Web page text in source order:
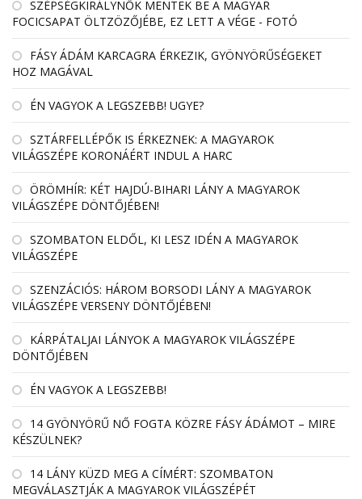
SZÉPSÉGKIRÁLYNŐK MENTEK BE A MAGYAR
FOCICSAPAT ÖLTZÖZŐJÉBE, EZ LETT A VÉGE - FOTÓ
FÁSY ÁDÁM KARCAGRA ÉRKEZIK, GYÖNYÖRŰSÉGEKET
HOZ MAGÁVAL
ÉN VAGYOK A LEGSZEBB! UGYE?
SZTÁRFELLÉPŐK IS ÉRKEZNEK: A MAGYAROK
VILÁGSZÉPE KORONÁÉRT INDUL A HARC
ÖRÖMHÍR: KÉT HAJDÚ-BIHARI LÁNY A MAGYAROK
VILÁGSZÉPE DÖNTŐJÉBEN!
SZOMBATON ELDŐL, KI LESZ IDÉN A MAGYAROK
VILÁGSZÉPE
SZENZÁCIÓS: HÁROM BORSODI LÁNY A MAGYAROK
VILÁGSZÉPE VERSENY DÖNTŐJÉBEN!
KÁRPÁTALJAI LÁNYOK A MAGYAROK VILÁGSZÉPE
DÖNTŐJÉBEN
ÉN VAGYOK A LEGSZEBB!
14 GYÖNYÖRŰ NŐ FOGTA KÖZRE FÁSY ÁDÁMOT – MIRE
KÉSZÜLNEK?
14 LÁNY KÜZD MEG A CÍMÉRT: SZOMBATON
MEGVÁLASZTJÁK A MAGYAROK VILÁGSZÉPÉT